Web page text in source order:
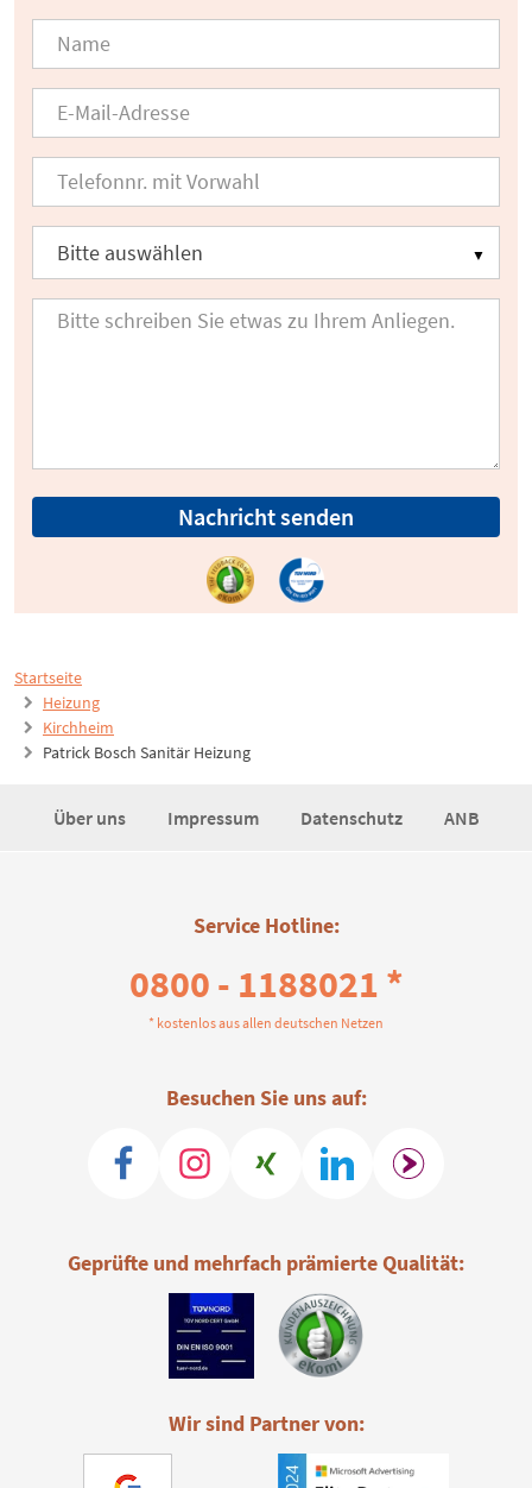
Startseite
Heizung
Kirchheim
Patrick Bosch Sanitär Heizung
Nachricht senden
Über uns Impressum Datenschutz ANB
Service Hotline:
0800 - 1188021 *
* kostenlos aus allen deutschen Netzen
Besuchen Sie uns auf:
Geprüfte und mehrfach prämierte Qualität:
Wir sind Partner von: